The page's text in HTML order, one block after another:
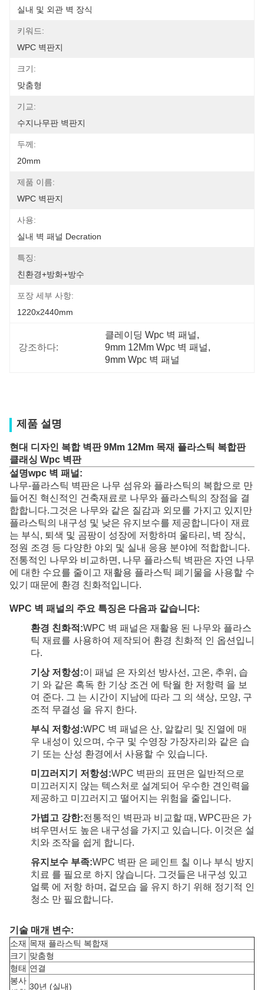
실내 및 외관 벽 장식
키워드:
WPC 벽판지
크기:
맞춤형
기교:
수지나무판 벽판지
두께:
20mm
제품 이름:
WPC 벽판지
사용:
실내 벽 패널 Decration
특징:
친환경+방화+방수
포장 세부 사항:
1220x2440mm
강조하다:
클레이딩 Wpc 벽 패널,
9mm 12Mm Wpc 벽 패널,
9mm Wpc 벽 패널
제품 설명
현대 디자인 복합 벽판 9Mm 12Mm 목재 플라스틱 복합판
클래싱 Wpc 벽판
설명wpc 벽 패널:
나무-플라스틱 벽판은 나무 섬유와 플라스틱의 복합으로 만
들어진 혁신적인 건축재료로 나무와 플라스틱의 장점을 결
합합니다.그것은 나무와 같은 질감과 외모를 가지고 있지만
플라스틱의 내구성 및 낮은 유지보수를 제공합니다이 재료
는 부식, 퇴색 및 곰팡이 성장에 저항하며 울타리, 벽 장식,
정원 조경 등 다양한 야외 및 실내 응용 분야에 적합합니다.
전통적인 나무와 비교하면, 나무 플라스틱 벽판은 자연 나무
에 대한 수요를 줄이고 재활용 플라스틱 폐기물을 사용할 수
있기 때문에 환경 친화적입니다.
WPC 벽 패널의 주요 특징은 다음과 같습니다:
환경 친화적:WPC 벽 패널은 재활용 된 나무와 플라스
틱 재료를 사용하여 제작되어 환경 친화적 인 옵션입니
다.
기상 저항성:이 패널 은 자외선 방사선, 고온, 추위, 습
기 와 같은 혹독 한 기상 조건 에 탁월 한 저항력 을 보
여 준다. 그 는 시간이 지남에 따라 그 의 색상, 모양, 구
조적 무결성 을 유지 한다.
부식 저항성:WPC 벽 패널은 산, 알칼리 및 진열에 매
우 내성이 있으며, 수구 및 수영장 가장자리와 같은 습
기 또는 산성 환경에서 사용할 수 있습니다.
미끄러지기 저항성:WPC 벽판의 표면은 일반적으로
미끄러지지 않는 텍스처로 설계되어 우수한 견인력을
제공하고 미끄러지고 떨어지는 위험을 줄입니다.
가볍고 강한:전통적인 벽판과 비교할 때, WPC판은 가
벼우면서도 높은 내구성을 가지고 있습니다. 이것은 설
치와 조작을 쉽게 합니다.
유지보수 부족:WPC 벽판 은 페인트 칠 이나 부식 방지
치료 를 필요로 하지 않습니다. 그것들은 내구성 있고
얼룩 에 저항 하며, 겉모습 을 유지 하기 위해 정기적 인
청소 만 필요합니다.
기술 매개 변수:
소재 목재 플라스틱 복합재
크기 맞춤형
형태 연결
봉사
30년 (실내)